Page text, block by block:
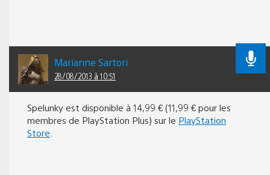
Marianne Sartori
28/08/2013 à 10:51
Spelunky est disponible à 14,99 € (11,99 € pour les
membres de PlayStation Plus) sur le PlayStation
Store